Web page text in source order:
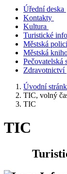
Úřední deska
Kontakty
Kultura
Turistické
Městská
Městská
Pečovatelská
Zdravotnictví
Úvodní
TIC, volný
TIC
TIC